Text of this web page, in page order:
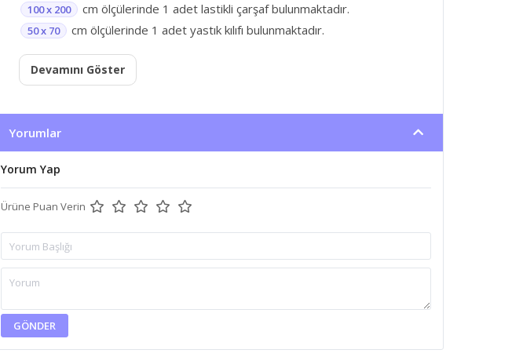
100 x 200 cm ölçülerinde 1 adet lastikli çarşaf bulunmaktadır.
50 x 70 cm ölçülerinde 1 adet yastık kılıfı bulunmaktadır.
Devamını Göster
Yorumlar
Yorum Yap
Ürüne Puan Verin
GÖNDER